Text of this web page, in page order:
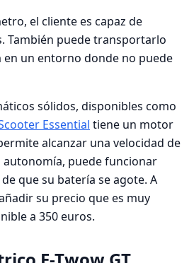
el cliente es capaz de
También puede transportarlo
en un entorno donde no puede
sólidos, disponibles como
Essential tiene un motor
alcanzar una velocidad de
autonomía, puede funcionar
que su batería se agote. A
su precio que es muy
a 350 euros.